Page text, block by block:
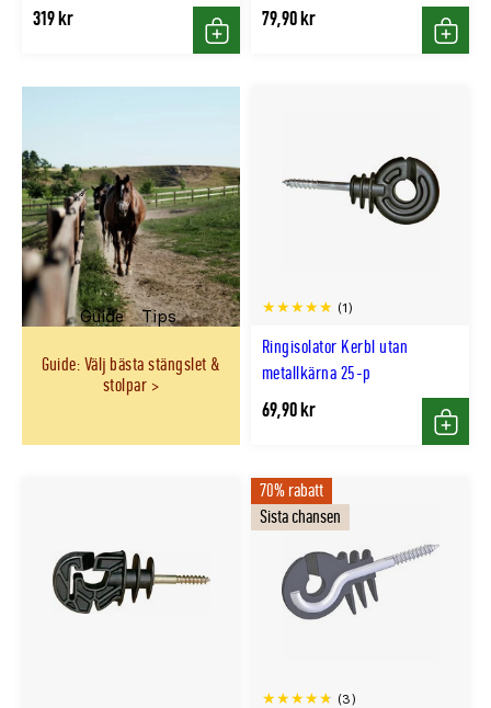
319 kr
Köp
79,90 kr
Köp
Guide Tips
Guide: Välj bästa stängslet &
stolpar
Ringisolator Kerbl utan
metallkärna 25-p
(1)
69,90 kr
Köp
(3)
70% rabatt
Sista chansen